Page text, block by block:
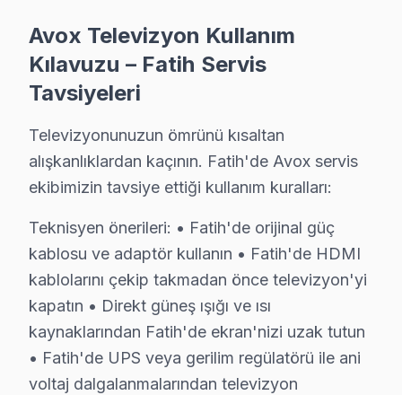
Seyyid Ömer Mahallesi'ndeki Halit Bey,
Silivrikapı'da Avox TV Servisi
Sultan Ahmet'te Avox TV Servisi
Sultan Ahmet Mahallesi'nde yaşayan Sinan Bey, özel
Sururi'de Avox TV Servisi
Sururi Mahallesi'nde bir sabah, Fatma Hanım
Süleymaniye'de Avox TV Servisi
Süleymaniye Mahallesi'nde, genç bir çift
Sümbül Efendi'de Avox TV Servisi
Avox Televizyon Kullanım
Kılavuzu – Fatih Servis
Tavsiyeleri
Televizyonunuzun ömrünü kısaltan
alışkanlıklardan kaçının. Fatih'de Avox servis
ekibimizin tavsiye ettiği kullanım kuralları:
Teknisyen önerileri: • Fatih'de orijinal güç
kablosu ve adaptör kullanın • Fatih'de HDMI
kablolarını çekip takmadan önce televizyon'yi
kapatın • Direkt güneş ışığı ve ısı
kaynaklarından Fatih'de ekran'nizi uzak tutun
• Fatih'de UPS veya gerilim regülatörü ile ani
voltaj dalgalanmalarından televizyon